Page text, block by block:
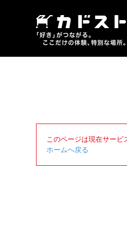
このページは現在サー
ホームへ戻る